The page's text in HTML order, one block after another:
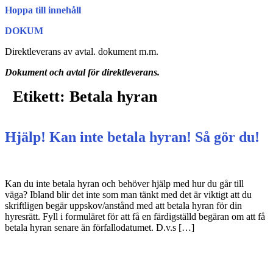
Hoppa till innehåll
DOKUM
Direktleverans av avtal. dokument m.m.
Dokument och avtal för direktleverans.
Etikett: Betala hyran
Hjälp! Kan inte betala hyran! Så gör du!
Kan du inte betala hyran och behöver hjälp med hur du går till
väga? Ibland blir det inte som man tänkt med det är viktigt att du
skriftligen begär uppskov/anstånd med att betala hyran för din
hyresrätt. Fyll i formuläret för att få en färdigställd begäran om att få
betala hyran senare än förfallodatumet. D.v.s […]